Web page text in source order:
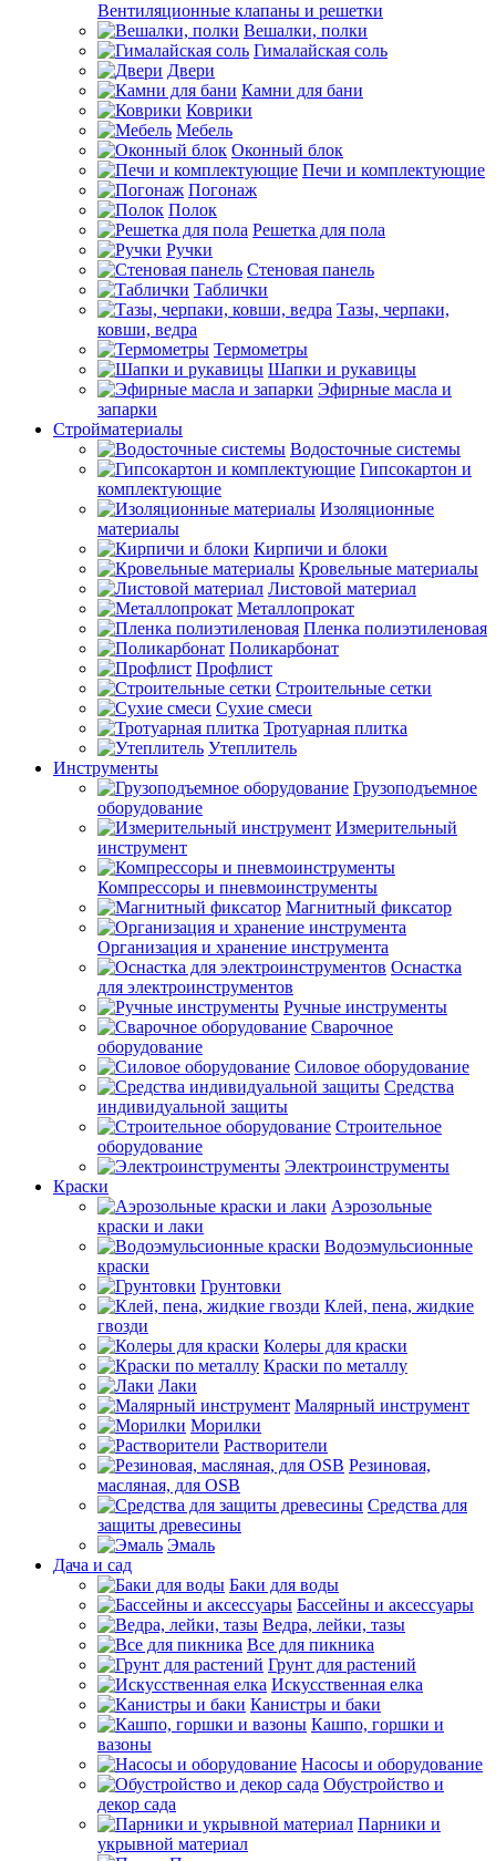
Вентиляционные клапаны и решетки
Вешалки, полки
Гималайская соль
Двери
Камни для бани
Коврики
Мебель
Оконный блок
Печи и комплектующие
Погонаж
Полок
Решетка для пола
Ручки
Стеновая панель
Таблички
Тазы, черпаки,
ковши, ведра
Термометры
Шапки и рукавицы
Эфирные масла и
запарки
Стройматериалы
Водосточные системы
Гипсокартон и
комплектующие
Изоляционные
материалы
Кирпичи и блоки
Кровельные материалы
Листовой материал
Металлопрокат
Пленка полиэтиленовая
Поликарбонат
Профлист
Строительные сетки
Сухие смеси
Тротуарная плитка
Утеплитель
Инструменты
Грузоподъемное
оборудование
Измерительный
инструмент
Компрессоры и пневмоинструменты
Магнитный фиксатор
Организация и хранение инструмента
Оснастка
для электроинструментов
Ручные инструменты
Сварочное
оборудование
Силовое оборудование
Средства
индивидуальной защиты
Строительное
оборудование
Электроинструменты
Краски
Аэрозольные
краски и лаки
Водоэмульсионные
краски
Грунтовки
Клей, пена, жидкие
гвозди
Колеры для краски
Краски по металлу
Лаки
Малярный инструмент
Морилки
Растворители
Резиновая,
масляная, для OSB
Средства для
защиты древесины
Эмаль
Дача и сад
Баки для воды
Бассейны и аксессуары
Ведра, лейки, тазы
Все для пикника
Грунт для растений
Искусственная елка
Канистры и баки
Кашпо, горшки и
вазоны
Насосы и оборудование
Обустройство и
декор сада
Парники и
укрывной материал